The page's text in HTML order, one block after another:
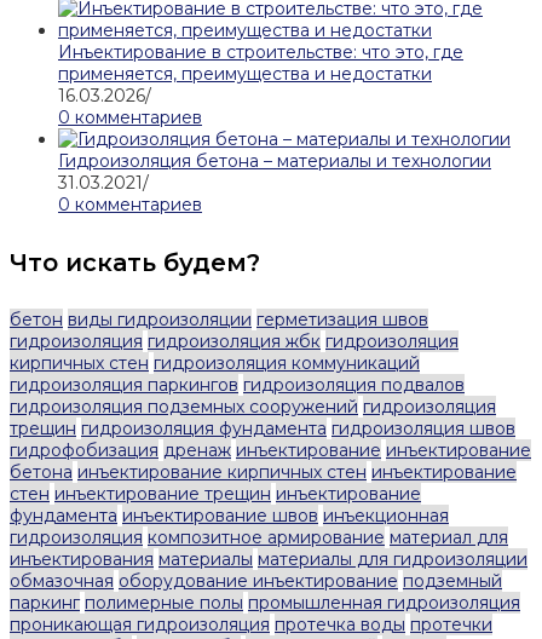
Инъектирование в строительстве: что это, где
применяется, преимущества и недостатки
16.03.2026/
0 комментариев
Гидроизоляция бетона – материалы и технологии
31.03.2021/
0 комментариев
Что искать будем?
бетон виды гидроизоляции герметизация швов
гидроизоляция гидроизоляция жбк гидроизоляция
кирпичных стен гидроизоляция коммуникаций
гидроизоляция паркингов гидроизоляция подвалов
гидроизоляция подземных сооружений гидроизоляция
трещин гидроизоляция фундамента гидроизоляция швов
гидрофобизация дренаж инъектирование инъектирование
бетона инъектирование кирпичных стен инъектирование
стен инъектирование трещин инъектирование
фундамента инъектирование швов инъекционная
гидроизоляция композитное армирование материал для
инъектирования материалы материалы для гидроизоляции
обмазочная оборудование инъектирование подземный
паркинг полимерные полы промышленная гидроизоляция
проникающая гидроизоляция протечка воды протечки